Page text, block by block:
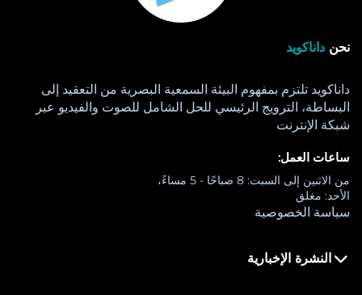
نحن داناكويد
داناكويد تلتزم بمفهوم البيئة السمعية البصرية من التعقيد إلى
البساطة، الترويج الرئيسي للحل الشامل للصوت والفيديو عبر
شبكة الإنترنت
ساعات العمل:
من الاثنين إلى السبت: 8 صباحًا - 5 مساءً،
الأحد: مغلق
سياسة الخصوصية
النشرة الإخبارية